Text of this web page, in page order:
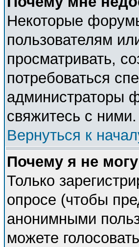
Некоторые
пользователям
просматривать,
потребоваться
администраторы
свяжитесь с ними.
Вернуться к
Почему я не
Только
опросе (чтобы
анонимными
можете